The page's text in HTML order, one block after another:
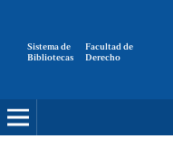
Sistema de
Bibliotecas
Facultad de
Derecho